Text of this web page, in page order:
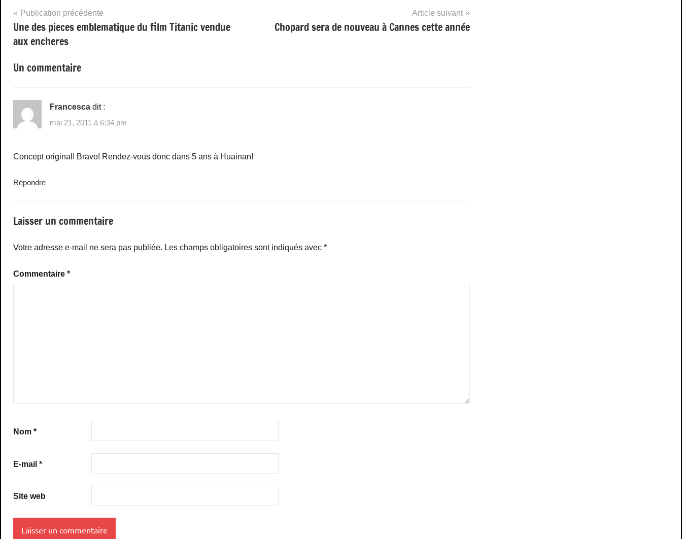
Navigation
de
l’article
Publication précédente
Une des pieces emblematique du film Titanic vendue
aux encheres
Article suivant
Chopard sera de nouveau à Cannes cette année
Un commentaire
Francesca dit :
mai 21, 2011 à 6:34 pm
Concept original! Bravo! Rendez-vous donc dans 5 ans à Huainan!
Répondre
Laisser un commentaire
Votre adresse e-mail ne sera pas publiée. Les champs obligatoires sont indiqués avec *
Commentaire *
Nom *
E-mail *
Site web